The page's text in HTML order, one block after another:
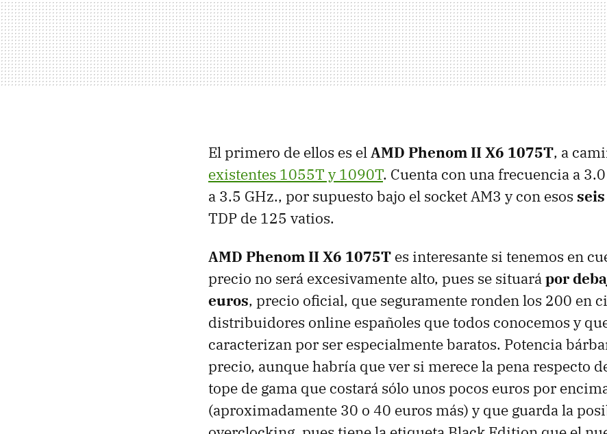
El primero de ellos es elAMD Phenom II X6 1075T, a
existentes 1055T y 1090T. Cuenta con una frecuencia a
a 3.5 GHz., por supuesto bajo el socket AM3 y con esos
TDP de 125 vatios.
AMD Phenom II X6 1075T es interesante si tenemos en
precio no será excesivamente alto, pues se situarápor
euros, precio oficial, que seguramente ronden los 200 en
distribuidores online españoles que todos conocemos y
caracterizan por ser especialmente baratos. Potencia
precio, aunque habría que ver si merece la pena respecto
tope de gama que costará sólo unos pocos euros por
(aproximadamente 30 o 40 euros más) y que guarda la